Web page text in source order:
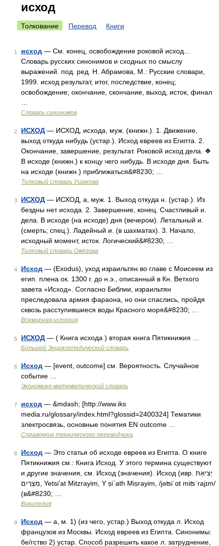
исход
Толкование Перевод Книги
1 исход — См. конец, освобождение роковой исход...
Словарь русских синонимов и сходных по смыслу
выражений. под. ред. Н. Абрамова, М.: Русские словари,
1999. исход результат, итог, последствие, конец;
освобождение; окончание, скончание, выход, исток, финал
Словарь синонимов
2 ИСХОД — ИСХОД, исхода, муж. (книжн.). 1. Движение,
выход откуда нибудь (устар.). Исход евреев из Египта. 2.
Окончание, завершение, результат. Роковой исход дела. ❖
В исходе (книжн.) к концу чего нибудь. В исходе дня. Быть
на исходе (книжн.) приближаться&#8230; …
Толковый словарь Ушакова
3 ИСХОД — ИСХОД, а, муж. 1. Выход откуда н. (устар.). Из
бездны нет исхода. 2. Завершение, конец. Счастливый и.
дела. В исходе (на исходе) дня (вечером). Летальный и.
(смерть; спец.). Ладейный и. (в шахматах). 3. Начало,
исходный момент, исток. Логический&#8230; …
Толковый словарь Ожегова
4 Исход — (Exodus), уход израильтян во главе с Моисеем из
егип. плена ок. 1300 г. до н.э., описанный в Кн. Ветхого
завета «Исход». Согласно Библии, израильтян
преследовала армия фараона, но они спаслись, пройдя
сквозь расступившиеся воды Красного моря&#8230; …
Всемирная история
5 ИСХОД — ( Книга исхода ) вторая книга Пятикнижия …
Большой Энциклопедический словарь
6 Исход — [event, outcome] см. Вероятность. Случайное
событие …
Экономико-математический словарь
7 исход — &mdash; [http://www.iks
media.ru/glossary/index.html?glossid=2400324] Тематики
электросвязь, основные понятия EN outcome …
Справочник технического переводчика
8 Исход — Это статья об исходе евреев из Египта. О книге
Пятикнижия см.: Книга Исход. У этого термина существуют
и другие значения, см. Исход (значения). Исход (ивр. יְצִיאַת
מִצְרַיִם‎, Yetsi’at Mitzrayim, Y ṣiʾath Miṣrayim, /jəʦiˈɑt miʦˈrajɪm/
(в&#8230; …
Википедия
9 Исход — а, м. 1) (из чего, устар.) Выход откуда л. Исход
французов из Москвы. Исход евреев из Египта. Синонимы:
бе/гство 2) устар. Способ разрешить какое л. затруднение,